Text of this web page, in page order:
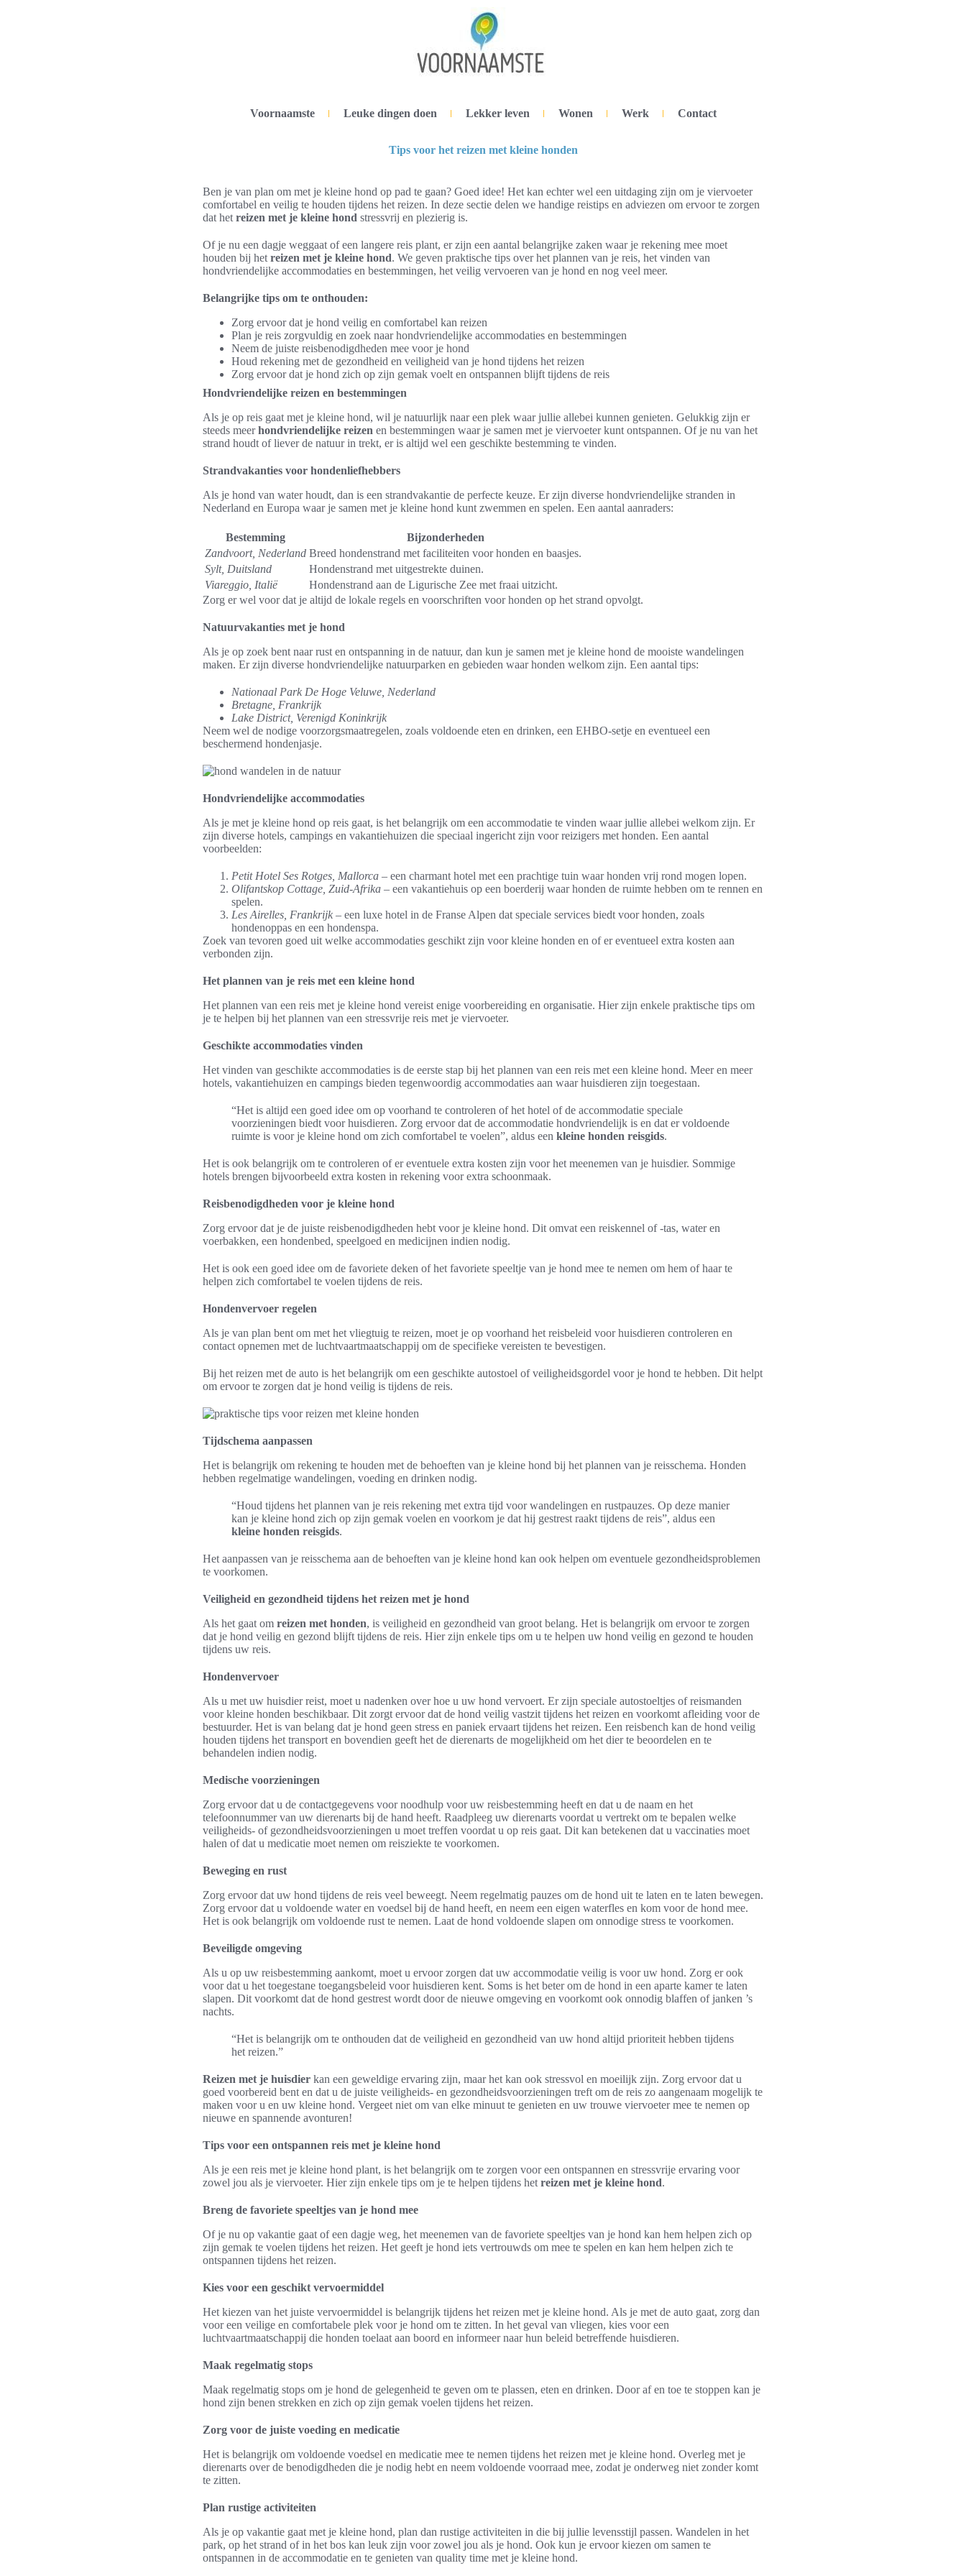
Voornaamste Leuke dingen doen Lekker leven Wonen Werk Contact
Tips voor het reizen met kleine honden
Ben je van plan om met je kleine hond op pad te gaan? Goed idee! Het kan echter wel een uitdaging zijn om je viervoeter
comfortabel en veilig te houden tijdens het reizen. In deze sectie delen we handige reistips en adviezen om ervoor te zorgen
dat het reizen met je kleine hond stressvrij en plezierig is.
Of je nu een dagje weggaat of een langere reis plant, er zijn een aantal belangrijke zaken waar je rekening mee moet
houden bij het reizen met je kleine hond. We geven praktische tips over het plannen van je reis, het vinden van
hondvriendelijke accommodaties en bestemmingen, het veilig vervoeren van je hond en nog veel meer.
Belangrijke tips om te onthouden:
Zorg ervoor dat je hond veilig en comfortabel kan reizen
Plan je reis zorgvuldig en zoek naar hondvriendelijke accommodaties en bestemmingen
Neem de juiste reisbenodigdheden mee voor je hond
Houd rekening met de gezondheid en veiligheid van je hond tijdens het reizen
Zorg ervoor dat je hond zich op zijn gemak voelt en ontspannen blijft tijdens de reis
Hondvriendelijke reizen en bestemmingen
Als je op reis gaat met je kleine hond, wil je natuurlijk naar een plek waar jullie allebei kunnen genieten. Gelukkig zijn er
steeds meerhondvriendelijke reizen en bestemmingen waar je samen met je viervoeter kunt ontspannen. Of je nu van het
strand houdt of liever de natuur in trekt, er is altijd wel een geschikte bestemming te vinden.
Strandvakanties voor hondenliefhebbers
Als je hond van water houdt, dan is een strandvakantie de perfecte keuze. Er zijn diverse hondvriendelijke stranden in
Nederland en Europa waar je samen met je kleine hond kunt zwemmen en spelen. Een aantal aanraders:
Bestemming
Bijzonderheden
Zandvoort, Nederland Breed hondenstrand met faciliteiten voor honden en baasjes.
Sylt, Duitsland
Hondenstrand met uitgestrekte duinen.
Viareggio, Italië
Hondenstrand aan de Ligurische Zee met fraai uitzicht.
Zorg er wel voor dat je altijd de lokale regels en voorschriften voor honden op het strand opvolgt.
Natuurvakanties met je hond
Als je op zoek bent naar rust en ontspanning in de natuur, dan kun je samen met je kleine hond de mooiste wandelingen
maken. Er zijn diverse hondvriendelijke natuurparken en gebieden waar honden welkom zijn. Een aantal tips:
Nationaal Park De Hoge Veluwe, Nederland
Bretagne, Frankrijk
Lake District, Verenigd Koninkrijk
Neem wel de nodige voorzorgsmaatregelen, zoals voldoende eten en drinken, een EHBO-setje en eventueel een
beschermend hondenjasje.
Hondvriendelijke accommodaties
Als je met je kleine hond op reis gaat, is het belangrijk om een accommodatie te vinden waar jullie allebei welkom zijn. Er
zijn diverse hotels, campings en vakantiehuizen die speciaal ingericht zijn voor reizigers met honden. Een aantal
voorbeelden:
Petit Hotel Ses Rotges, Mallorca – een charmant hotel met een prachtige tuin waar honden vrij rond mogen lopen.
Olifantskop Cottage, Zuid-Afrika – een vakantiehuis op een boerderij waar honden de ruimte hebben om te rennen en
spelen.
Les Airelles, Frankrijk – een luxe hotel in de Franse Alpen dat speciale services biedt voor honden, zoals
hondenoppas en een hondenspa.
Zoek van tevoren goed uit welke accommodaties geschikt zijn voor kleine honden en of er eventueel extra kosten aan
verbonden zijn.
Het plannen van je reis met een kleine hond
Het plannen van een reis met je kleine hond vereist enige voorbereiding en organisatie. Hier zijn enkele praktische tips om
je te helpen bij het plannen van een stressvrije reis met je viervoeter.
Geschikte accommodaties vinden
Het vinden van geschikte accommodaties is de eerste stap bij het plannen van een reis met een kleine hond. Meer en meer
hotels, vakantiehuizen en campings bieden tegenwoordig accommodaties aan waar huisdieren zijn toegestaan.
“Het is altijd een goed idee om op voorhand te controleren of het hotel of de accommodatie speciale
voorzieningen biedt voor huisdieren. Zorg ervoor dat de accommodatie hondvriendelijk is en dat er voldoende
ruimte is voor je kleine hond om zich comfortabel te voelen”, aldus een kleine honden reisgids.
Het is ook belangrijk om te controleren of er eventuele extra kosten zijn voor het meenemen van je huisdier. Sommige
hotels brengen bijvoorbeeld extra kosten in rekening voor extra schoonmaak.
Reisbenodigdheden voor je kleine hond
Zorg ervoor dat je de juiste reisbenodigdheden hebt voor je kleine hond. Dit omvat een reiskennel of -tas, water en
voerbakken, een hondenbed, speelgoed en medicijnen indien nodig.
Het is ook een goed idee om de favoriete deken of het favoriete speeltje van je hond mee te nemen om hem of haar te
helpen zich comfortabel te voelen tijdens de reis.
Hondenvervoer regelen
Als je van plan bent om met het vliegtuig te reizen, moet je op voorhand het reisbeleid voor huisdieren controleren en
contact opnemen met de luchtvaartmaatschappij om de specifieke vereisten te bevestigen.
Bij het reizen met de auto is het belangrijk om een geschikte autostoel of veiligheidsgordel voor je hond te hebben. Dit helpt
om ervoor te zorgen dat je hond veilig is tijdens de reis.
Tijdschema aanpassen
Het is belangrijk om rekening te houden met de behoeften van je kleine hond bij het plannen van je reisschema. Honden
hebben regelmatige wandelingen, voeding en drinken nodig.
“Houd tijdens het plannen van je reis rekening met extra tijd voor wandelingen en rustpauzes. Op deze manier
kan je kleine hond zich op zijn gemak voelen en voorkom je dat hij gestrest raakt tijdens de reis”, aldus een
kleine honden reisgids.
Het aanpassen van je reisschema aan de behoeften van je kleine hond kan ook helpen om eventuele gezondheidsproblemen
te voorkomen.
Veiligheid en gezondheid tijdens het reizen met je hond
Als het gaat om reizen met honden, is veiligheid en gezondheid van groot belang. Het is belangrijk om ervoor te zorgen
dat je hond veilig en gezond blijft tijdens de reis. Hier zijn enkele tips om u te helpen uw hond veilig en gezond te houden
tijdens uw reis.
Hondenvervoer
Als u met uw huisdier reist, moet u nadenken over hoe u uw hond vervoert. Er zijn speciale autostoeltjes of reismanden
voor kleine honden beschikbaar. Dit zorgt ervoor dat de hond veilig vastzit tijdens het reizen en voorkomt afleiding voor de
bestuurder. Het is van belang dat je hond geen stress en paniek ervaart tijdens het reizen. Een reisbench kan de hond veilig
houden tijdens het transport en bovendien geeft het de dierenarts de mogelijkheid om het dier te beoordelen en te
behandelen indien nodig.
Medische voorzieningen
Zorg ervoor dat u de contactgegevens voor noodhulp voor uw reisbestemming heeft en dat u de naam en het
telefoonnummer van uw dierenarts bij de hand heeft. Raadpleeg uw dierenarts voordat u vertrekt om te bepalen welke
veiligheids- of gezondheidsvoorzieningen u moet treffen voordat u op reis gaat. Dit kan betekenen dat u vaccinaties moet
halen of dat u medicatie moet nemen om reisziekte te voorkomen.
Beweging en rust
Zorg ervoor dat uw hond tijdens de reis veel beweegt. Neem regelmatig pauzes om de hond uit te laten en te laten bewegen.
Zorg ervoor dat u voldoende water en voedsel bij de hand heeft, en neem een eigen waterfles en kom voor de hond mee.
Het is ook belangrijk om voldoende rust te nemen. Laat de hond voldoende slapen om onnodige stress te voorkomen.
Beveiligde omgeving
Als u op uw reisbestemming aankomt, moet u ervoor zorgen dat uw accommodatie veilig is voor uw hond. Zorg er ook
voor dat u het toegestane toegangsbeleid voor huisdieren kent. Soms is het beter om de hond in een aparte kamer te laten
slapen. Dit voorkomt dat de hond gestrest wordt door de nieuwe omgeving en voorkomt ook onnodig blaffen of janken ’s
nachts.
“Het is belangrijk om te onthouden dat de veiligheid en gezondheid van uw hond altijd prioriteit hebben tijdens
het reizen.”
Reizen met je huisdier kan een geweldige ervaring zijn, maar het kan ook stressvol en moeilijk zijn. Zorg ervoor dat u
goed voorbereid bent en dat u de juiste veiligheids- en gezondheidsvoorzieningen treft om de reis zo aangenaam mogelijk te
maken voor u en uw kleine hond. Vergeet niet om van elke minuut te genieten en uw trouwe viervoeter mee te nemen op
nieuwe en spannende avonturen!
Tips voor een ontspannen reis met je kleine hond
Als je een reis met je kleine hond plant, is het belangrijk om te zorgen voor een ontspannen en stressvrije ervaring voor
zowel jou als je viervoeter. Hier zijn enkele tips om je te helpen tijdens het reizen met je kleine hond.
Breng de favoriete speeltjes van je hond mee
Of je nu op vakantie gaat of een dagje weg, het meenemen van de favoriete speeltjes van je hond kan hem helpen zich op
zijn gemak te voelen tijdens het reizen. Het geeft je hond iets vertrouwds om mee te spelen en kan hem helpen zich te
ontspannen tijdens het reizen.
Kies voor een geschikt vervoermiddel
Het kiezen van het juiste vervoermiddel is belangrijk tijdens het reizen met je kleine hond. Als je met de auto gaat, zorg dan
voor een veilige en comfortabele plek voor je hond om te zitten. In het geval van vliegen, kies voor een
luchtvaartmaatschappij die honden toelaat aan boord en informeer naar hun beleid betreffende huisdieren.
Maak regelmatig stops
Maak regelmatig stops om je hond de gelegenheid te geven om te plassen, eten en drinken. Door af en toe te stoppen kan je
hond zijn benen strekken en zich op zijn gemak voelen tijdens het reizen.
Zorg voor de juiste voeding en medicatie
Het is belangrijk om voldoende voedsel en medicatie mee te nemen tijdens het reizen met je kleine hond. Overleg met je
dierenarts over de benodigdheden die je nodig hebt en neem voldoende voorraad mee, zodat je onderweg niet zonder komt
te zitten.
Plan rustige activiteiten
Als je op vakantie gaat met je kleine hond, plan dan rustige activiteiten in die bij jullie levensstijl passen. Wandelen in het
park, op het strand of in het bos kan leuk zijn voor zowel jou als je hond. Ook kun je ervoor kiezen om samen te
ontspannen in de accommodatie en te genieten van quality time met je kleine hond.